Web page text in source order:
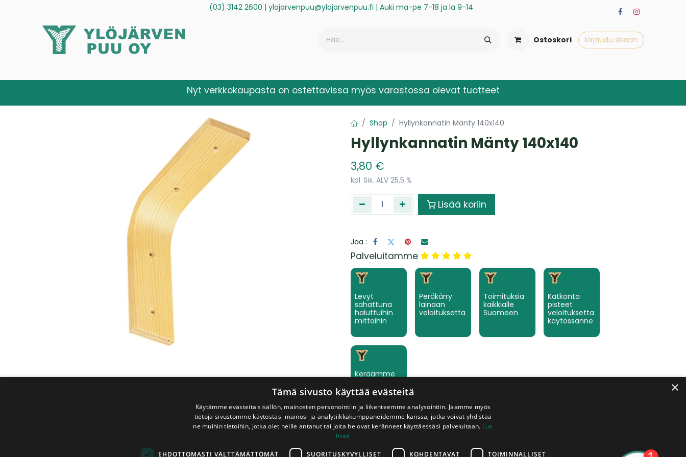
(03) 3142 2600 | ylojarvenpuu@ylojarvenpuu.fi | Auki ma-pe 7-18 ja la 9-14
Ostoskori Kirjaudu sisään
Nyt verkkokaupasta on ostettavissa myös varastossa olevat tuotteet
Shop Hyllynkannatin Mänty 140x140
Hyllynkannatin Mänty 140x140
3,80 €
kpl Sis. ALV 25,5 %
Lisää koriin
Jaa :
​Palveluitamme
Levyt
sahattuna
haluttuihin
mittoihin
Peräkärry
lainaan
veloituksetta
Toimituksia
kaikkialle
Suomeen
Katkonta
pisteet
veloituksetta
käytössänne
Keräämme
tuotteet
valmiiksi
Description
×
Tämä sivusto käyttää evästeitä
Käytämme evästeitä sisällön, mainosten personointiin ja liikenteemme analysointiin. Jaamme myös
tietoja sivustomme käytöstäsi mainos- ja analytiikkakumppaneidemme kanssa, jotka voivat yhdistää
ne muihin tietoihin, jotka olet heille antanut tai joita he ovat keränneet käyttäessäsi palveluitaan. Lue
lisää
EHDOTTOMASTI VÄLTTÄMÄTTÖMÄT SUORITUSKYVYLLISET KOHDENTAVAT TOIMINNALLISET